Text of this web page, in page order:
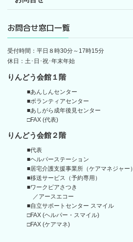
お問合せ窓口一覧
受付時間：平日８時30分～17時15分
休日：土･日･祝･年末年始
りんどう会館１階
■あんしんセンター
■ボランティアセンター
■あしがら成年後見センター
□FAX (代表)
りんどう会館 ２階
■代表
■ヘルパーステーション
■居宅介護支援事業所 （ケアマネジャー）
■移送サービス（予約専用）
■ワークピアさつき
／アースエコー
■自立サポートセンター スマイル
□FAX (ヘルパー・スマイル)
□FAX (ケアマネ)